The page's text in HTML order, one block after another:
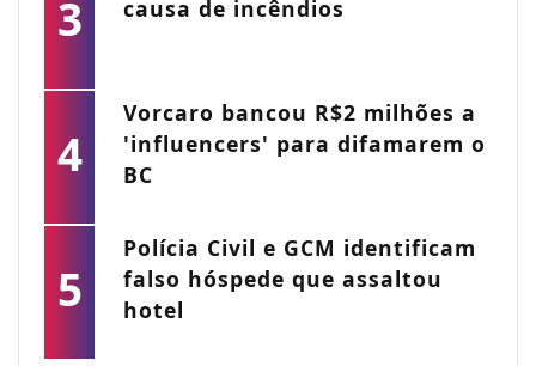
3
causa de incêndios
4
Vorcaro bancou R$2 milhões a
'influencers' para difamarem o
BC
5
Polícia Civil e GCM identificam
falso hóspede que assaltou
hotel